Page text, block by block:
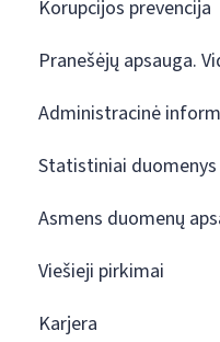
Korupcijos prevencija
Pranešėjų apsauga.
Administracinė
Statistiniai duomenys
Asmens duomenų
Viešieji pirkimai
Karjera